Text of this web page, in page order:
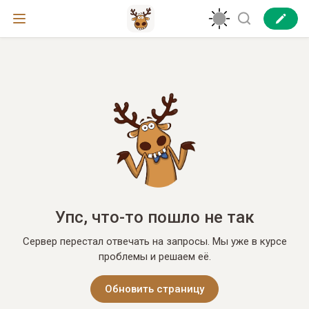
Упс, что-то пошло не так
Сервер перестал отвечать на запросы. Мы уже в курсе
проблемы и решаем её.
Обновить страницу